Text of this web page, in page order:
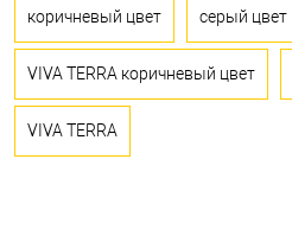
коричневый цвет серый цвет
VIVA TERRA коричневый цвет
VIVA TERRA